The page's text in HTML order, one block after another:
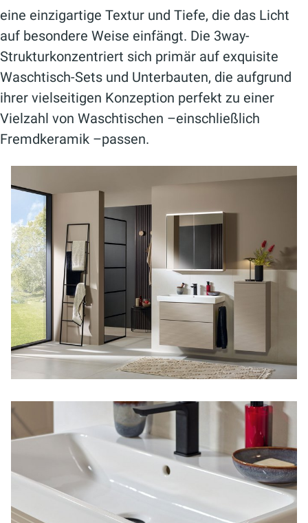
eine einzigartige Textur und Tiefe, die das Licht
auf besondere Weise einfängt. Die 3way-
Strukturkonzentriert sich primär auf exquisite
Waschtisch-Sets und Unterbauten, die aufgrund
ihrer vielseitigen Konzeption perfekt zu einer
Vielzahl von Waschtischen –einschließlich
Fremdkeramik –passen.